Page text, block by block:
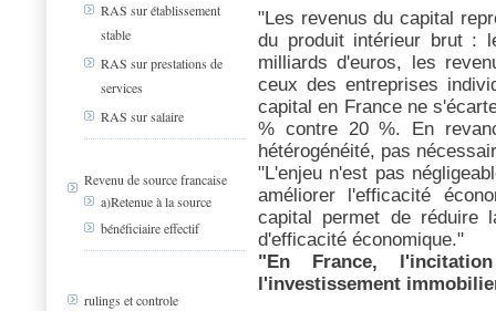
RAS sur établissement
stable
RAS sur prestations de
services
RAS sur salaire
Revenu de source francaise
a)Retenue à la source
bénéficiaire effectif
rulings et controle
"Les revenus du capital
du produit intérieur brut :
milliards d'euros, les
ceux des entreprises
capital en France ne
% contre 20 %. En
hétérogénéité, pas
"L'enjeu n'est pas
améliorer l'efficacité
capital permet de
d'efficacité économique."
"En France,
l'investissement